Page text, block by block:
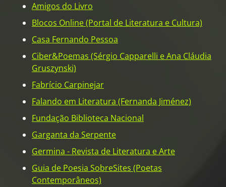
Amigos do Livro
Blocos Online (Portal de Literatura e Cultura)
Casa Fernando Pessoa
Ciber&Poemas (Sérgio Capparelli e Ana Cláudia
Gruszynski)
Fabrício Carpinejar
Falando em Literatura (Fernanda Jiménez)
Fundação Biblioteca Nacional
Garganta da Serpente
Germina - Revista de Literatura e Arte
Guia de Poesia SobreSites (Poetas
Contemporâneos)